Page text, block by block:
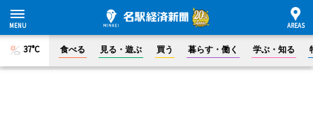
37°C 食べる 見る・遊ぶ 買う 暮らす・働く 学ぶ・知る